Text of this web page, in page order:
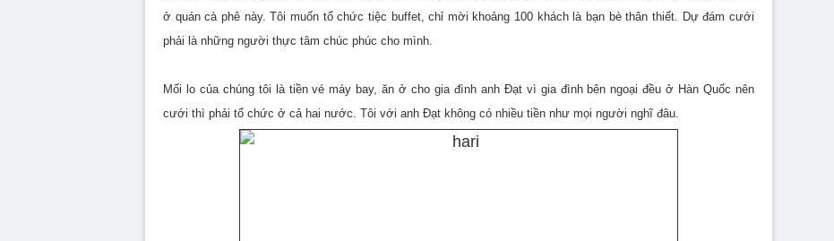
ở quán cà phê này. Tôi muốn tổ chức tiệc buffet, chỉ mời khoảng 100 khách là bạn bè thân thiết. Dự đám cưới
phải là những người thực tâm chúc phúc cho mình.
Mối lo của chúng tôi là tiền vé máy bay, ăn ở cho gia đình anh Đạt vì gia đình bên ngoại đều ở Hàn Quốc nên
cưới thì phải tổ chức ở cả hai nước. Tôi với anh Đạt không có nhiều tiền như mọi người nghĩ đâu.